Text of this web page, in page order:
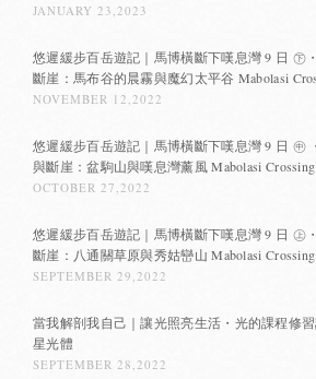
JANUARY 23,2023
悠遲緩步百岳遊記｜馬博橫斷下嘆息灣 9 日 ㊦
斷崖：馬布谷的晨霧與魔幻太平谷 Mabolasi
NOVEMBER 12,2022
悠遲緩步百岳遊記｜馬博橫斷下嘆息灣 9 日 ㊥
與斷崖：盆駒山與嘆息灣薰風 Mabolasi
OCTOBER 27,2022
悠遲緩步百岳遊記｜馬博橫斷下嘆息灣 9 日 ㊤
斷崖：八通關草原與秀姑巒山 Mabolasi
SEPTEMBER 29,2022
當我解剖我自己｜讓光照亮生活・光的課程修
星光體
SEPTEMBER 28,2022